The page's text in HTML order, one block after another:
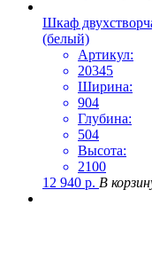
Шкаф
(белый)
Артикул:
20345
Ширина:
904
Глубина:
504
Высота:
2100
12 940 р. В